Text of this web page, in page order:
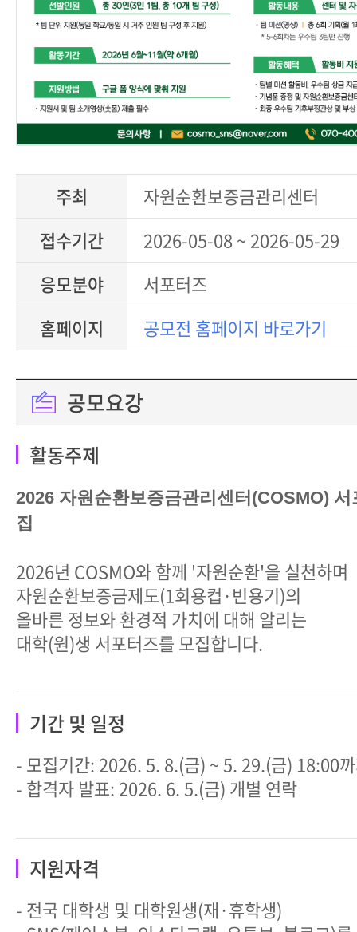
주최
자원순환보증금관리센터
접수기간
2026-05-08 ~ 2026-05-29
응모분야
서포터즈
홈페이지
공모전 홈페이지 바로가기
공모요강
활동주제
2026 자원순환보증금관리센터(COSMO)
집
2026년 COSMO와 함께 '자원순환'을 실천하
자원순환보증금제도(1회용컵·빈용기)의
올바른 정보와 환경적 가치에 대해 알리는
대학(원)생 서포터즈를 모집합니다.
기간 및 일정
- 모집기간: 2026. 5. 8.(금) ~ 5. 29.(금) 18:00
- 합격자 발표: 2026. 6. 5.(금) 개별 연락
지원자격
- 전국 대학생 및 대학원생(재·휴학생)